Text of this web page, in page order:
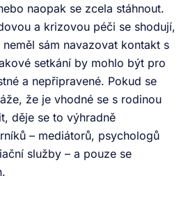
naopak se zcela stáhnout.
a krizovou péči se shodují,
sám navazovat kontakt s
setkání by mohlo být pro
a nepřipravené. Pokud se
že je vhodné se s rodinou
děje se to výhradně
– mediátorů, psychologů
služby – a pouze se